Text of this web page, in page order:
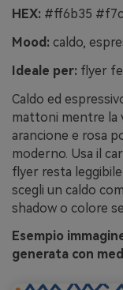
HEX: #ff6b35
Mood: caldo,
Ideale per: flyer
Caldo ed
mattoni mentre la
arancione e rosa
moderno. Usa il
flyer resta
scegli un caldo
shadow o colore
Esempio
generata con